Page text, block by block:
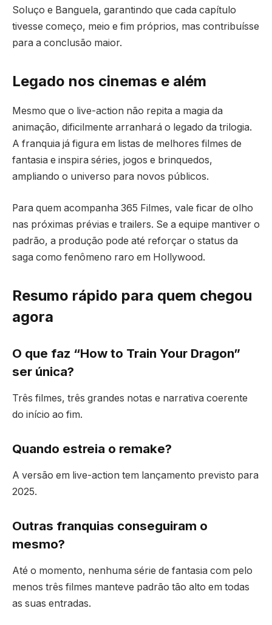
Soluço e Banguela, garantindo que cada capítulo
tivesse começo, meio e fim próprios, mas contribuísse
para a conclusão maior.
Legado nos cinemas e além
Mesmo que o live-action não repita a magia da
animação, dificilmente arranhará o legado da trilogia.
A franquia já figura em listas de melhores filmes de
fantasia e inspira séries, jogos e brinquedos,
ampliando o universo para novos públicos.
Para quem acompanha 365 Filmes, vale ficar de olho
nas próximas prévias e trailers. Se a equipe mantiver o
padrão, a produção pode até reforçar o status da
saga como fenômeno raro em Hollywood.
Resumo rápido para quem chegou
agora
O que faz “How to Train Your Dragon”
ser única?
Três filmes, três grandes notas e narrativa coerente
do início ao fim.
Quando estreia o remake?
A versão em live-action tem lançamento previsto para
2025.
Outras franquias conseguiram o
mesmo?
Até o momento, nenhuma série de fantasia com pelo
menos três filmes manteve padrão tão alto em todas
as suas entradas.